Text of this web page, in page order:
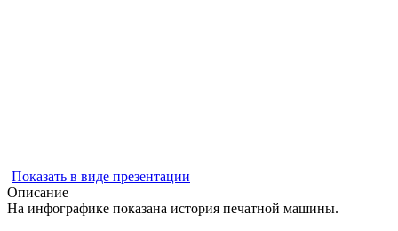
Показать в виде презентации
Описание
На инфографике показана история печатной машины.